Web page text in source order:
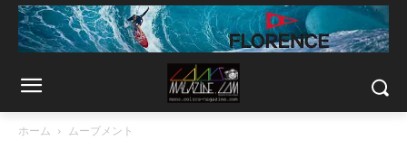
ホーム
ムーブメント